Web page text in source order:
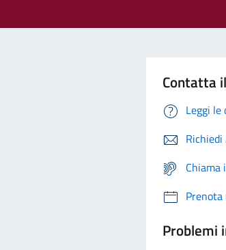
Contatta
Leggi
Chiama
Problemi